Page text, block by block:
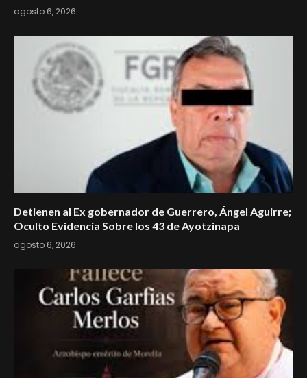
agosto 6, 2026
Detienen al Ex gobernador de Guerrero, Ángel Aguirre;
Oculto Evidencia Sobre los 43 de Ayotzinapa
agosto 6, 2026